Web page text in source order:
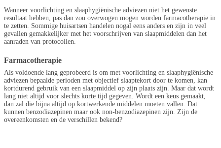
Wanneer voorlichting en slaaphygiënische adviezen niet het gewenste
resultaat hebben, pas dan zou overwogen mogen worden farmacotherapie in
te zetten. Sommige huisartsen handelen nogal eens anders en zijn in veel
gevallen gemakkelijker met het voorschrijven van slaapmiddelen dan het
aanraden van protocollen.
Farmacotherapie
Als voldoende lang geprobeerd is om met voorlichting en slaaphygiënische
adviezen bepaalde perioden met objectief slaaptekort door te komen, kan
kortdurend gebruik van een slaapmiddel op zijn plaats zijn. Maar dat wordt
lang niet altijd voor slechts korte tijd gegeven. Wordt een keus gemaakt,
dan zal die bijna altijd op kortwerkende middelen moeten vallen. Dat
kunnen benzodiazepinen maar ook non-benzodiazepinen zijn. Zijn de
overeenkomsten en de verschillen bekend?